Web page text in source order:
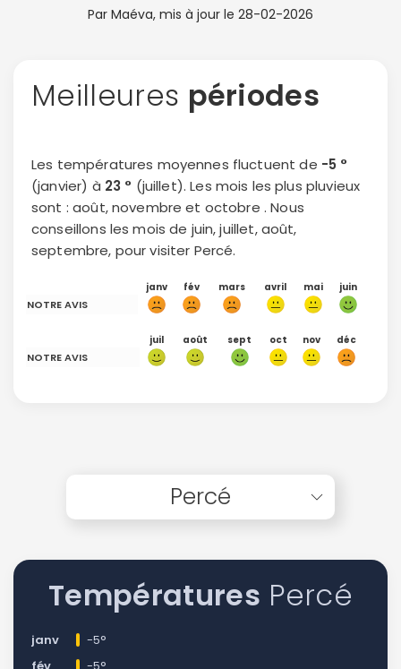
Par Maéva, mis à jour le 28-02-2026
Meilleures périodes
Les températures moyennes fluctuent de -5 °
(janvier) à 23 ° (juillet). Les mois les plus pluvieux
sont : août, novembre et octobre . Nous
conseillons les mois de juin, juillet, août,
septembre, pour visiter Percé.
janv fév mars avril mai juin
NOTRE AVIS
juil août sept oct nov déc
NOTRE AVIS
Percé
Températures Percé
janv
-5°